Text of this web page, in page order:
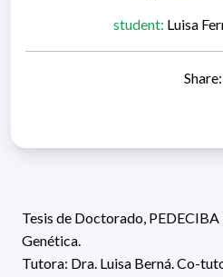
student: Luisa
Share:
Tesis de Doctorado,
Genética.
Tutora: Dra. Luisa Berná. Co-